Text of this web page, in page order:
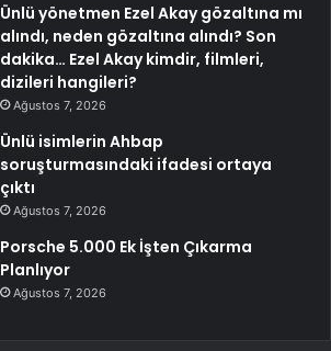
Ünlü yönetmen Ezel Akay gözaltına mı
alındı, neden gözaltına alındı? Son
dakika… Ezel Akay kimdir, filmleri,
dizileri hangileri?
Ağustos 7, 2026
Ünlü isimlerin Ahbap
soruşturmasındaki ifadesi ortaya
çıktı
Ağustos 7, 2026
Porsche 5.000 Ek İşten Çıkarma
Planlıyor
Ağustos 7, 2026